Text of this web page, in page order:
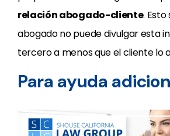
relación abogado-cliente. Esto
abogado no puede divulgar esta
tercero a menos que el cliente lo
Para ayuda